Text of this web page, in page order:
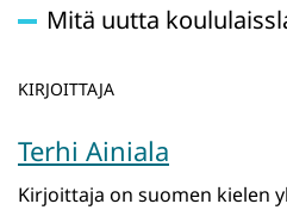
Mitä uutta
KIRJOITTAJA
Terhi Ainiala
Kirjoittaja on suomen kielen